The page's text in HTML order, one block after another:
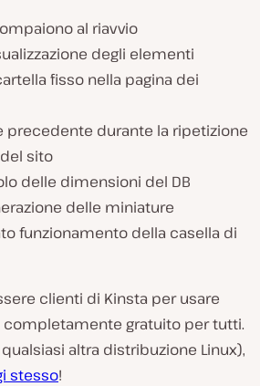
al riavvio
degli elementi
fisso nella pagina dei
precedente durante la ripetizione
sito
delle dimensioni del DB
delle miniature
funzionamento della casella di
clienti di Kinsta per usare
completamente gratuito per tutti.
altra distribuzione Linux),
stesso!